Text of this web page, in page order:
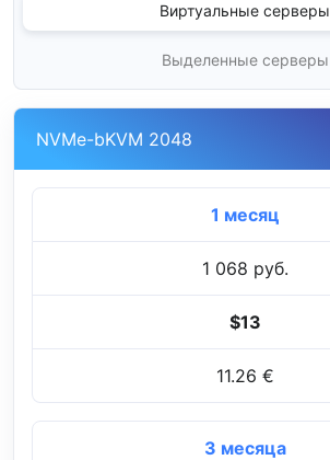
Виртуальные серверы
Выделенные серверы
NVMe-bKVM 2048
1 месяц
1 068 руб.
$13
11.26 €
3 месяца